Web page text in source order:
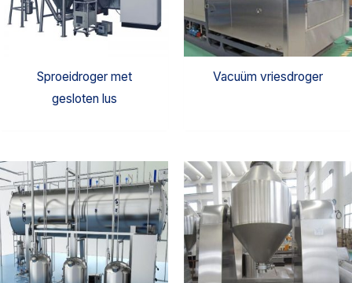
Sproeidroger met
gesloten lus
Vacuüm vriesdroger